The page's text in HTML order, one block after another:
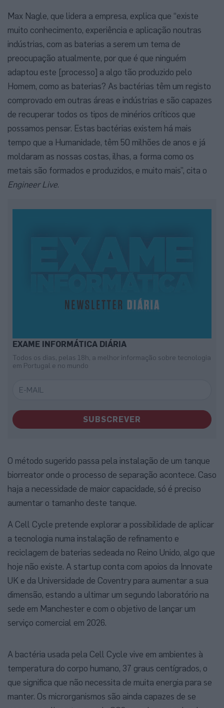
Max Nagle, que lidera a empresa, explica que “existe
muito conhecimento, experiência e aplicação noutras
indústrias, com as baterias a serem um tema de
preocupação atualmente, por que é que ninguém
adaptou este [processo] a algo tão produzido pelo
Homem, como as baterias? As bactérias têm um registo
comprovado em outras áreas e indústrias e são capazes
de recuperar todos os tipos de minérios críticos que
possamos pensar. Estas bactérias existem há mais
tempo que a Humanidade, têm 50 milhões de anos e já
moldaram as nossas costas, ilhas, a forma como os
metais são formados e produzidos, e muito mais”, cita o
Engineer Live.
EXAME INFORMÁTICA DIÁRIA
Todos os dias, pelas 18h, a melhor informação sobre tecnologia
em Portugal e no mundo
SUBSCREVER
O método sugerido passa pela instalação de um tanque
biorreator onde o processo de separação acontece. Caso
haja a necessidade de maior capacidade, só é preciso
aumentar o tamanho deste tanque.
A Cell Cycle pretende explorar a possibilidade de aplicar
a tecnologia numa instalação de refinamento e
reciclagem de baterias sedeada no Reino Unido, algo que
hoje não existe. A startup conta com apoios da Innovate
UK e da Universidade de Coventry para aumentar a sua
dimensão, estando a ultimar um segundo laboratório na
sede em Manchester e com o objetivo de lançar um
serviço comercial em 2026.
A bactéria usada pela Cell Cycle vive em ambientes à
temperatura do corpo humano, 37 graus centígrados, o
que significa que não necessita de muita energia para se
manter. Os microrganismos são ainda capazes de se